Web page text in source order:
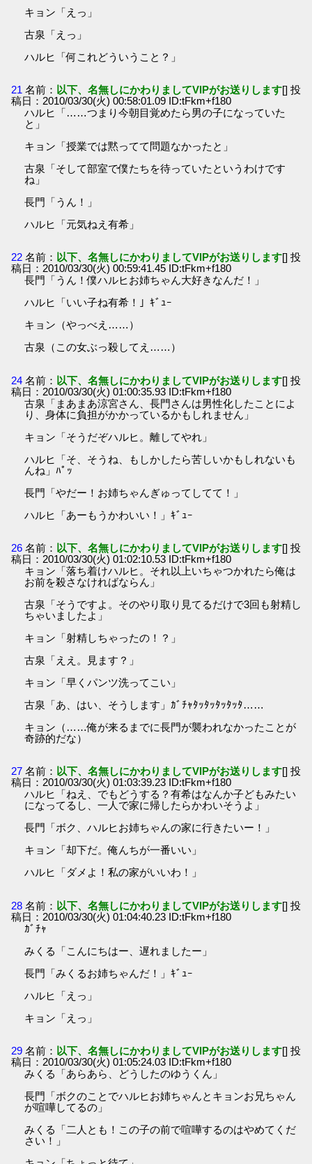
キョン「えっ」
古泉「えっ」
ハルヒ「何これどういうこと？」
21 名前： 以下、名無しにかわりましてVIPがお送りします[] 投
稿日：2010/03/30(火) 00:58:01.09 ID:tFkm+f180
ハルヒ「……つまり今朝目覚めたら男の子になっていた
と」
キョン「授業では黙ってて問題なかったと」
古泉「そして部室で僕たちを待っていたというわけです
ね」
長門「うん！」
ハルヒ「元気ねえ有希」
22 名前： 以下、名無しにかわりましてVIPがお送りします[] 投
稿日：2010/03/30(火) 00:59:41.45 ID:tFkm+f180
長門「うん！僕ハルヒお姉ちゃん大好きなんだ！」
ハルヒ「いい子ね有希！」ｷﾞｭｰ
キョン（やっべえ……）
古泉（この女ぶっ殺してえ……）
24 名前： 以下、名無しにかわりましてVIPがお送りします[] 投
稿日：2010/03/30(火) 01:00:35.93 ID:tFkm+f180
古泉「まあまあ涼宮さん、長門さんは男性化したことによ
り、身体に負担がかかっているかもしれません」
キョン「そうだぞハルヒ。離してやれ」
ハルヒ「そ、そうね、もしかしたら苦しいかもしれないも
んね」ﾊﾟｯ
長門「やだー！お姉ちゃんぎゅってしてて！」
ハルヒ「あーもうかわいい！」ｷﾞｭｰ
26 名前： 以下、名無しにかわりましてVIPがお送りします[] 投
稿日：2010/03/30(火) 01:02:10.53 ID:tFkm+f180
キョン「落ち着けハルヒ。それ以上いちゃつかれたら俺は
お前を殺さなければならん」
古泉「そうですよ。そのやり取り見てるだけで3回も射精し
ちゃいましたよ」
キョン「射精しちゃったの！？」
古泉「ええ。見ます？」
キョン「早くパンツ洗ってこい」
古泉「あ、はい、そうします」ｶﾞﾁｬﾀｯﾀｯﾀｯﾀｯﾀ……
キョン（……俺が来るまでに長門が襲われなかったことが
奇跡的だな）
27 名前： 以下、名無しにかわりましてVIPがお送りします[] 投
稿日：2010/03/30(火) 01:03:39.23 ID:tFkm+f180
ハルヒ「ねえ、でもどうする？有希はなんか子どもみたい
になってるし、一人で家に帰したらかわいそうよ」
長門「ボク、ハルヒお姉ちゃんの家に行きたいー！」
キョン「却下だ。俺んちが一番いい」
ハルヒ「ダメよ！私の家がいいわ！」
28 名前： 以下、名無しにかわりましてVIPがお送りします[] 投
稿日：2010/03/30(火) 01:04:40.23 ID:tFkm+f180
ｶﾞﾁｬ
みくる「こんにちはー、遅れましたー」
長門「みくるお姉ちゃんだ！」ｷﾞｭｰ
ハルヒ「えっ」
キョン「えっ」
29 名前： 以下、名無しにかわりましてVIPがお送りします[] 投
稿日：2010/03/30(火) 01:05:24.03 ID:tFkm+f180
みくる「あらあら、どうしたのゆうくん」
長門「ボクのことでハルヒお姉ちゃんとキョンお兄ちゃん
が喧嘩してるの」
みくる「二人とも！この子の前で喧嘩するのはやめてくだ
さい！」